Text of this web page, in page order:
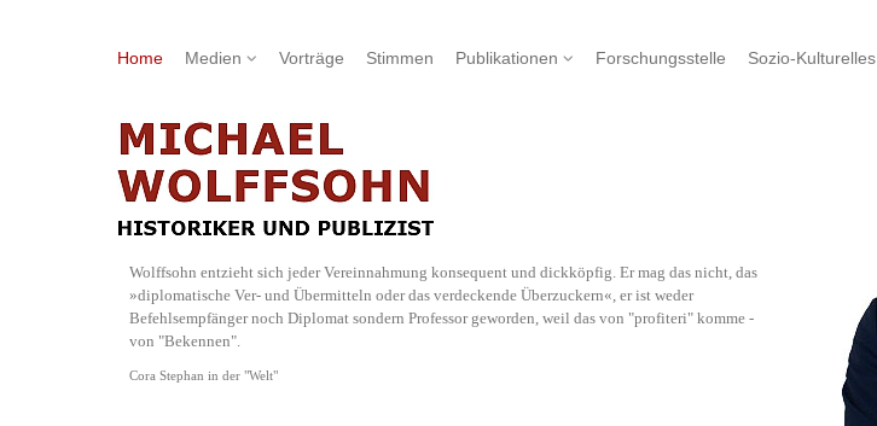
Home Medien Vorträge Stimmen Publikationen Forschungsstelle Sozio-Kulturelles
Wolffsohn entzieht sich jeder Vereinnahmung konsequent und dickköpfig. Er mag das nicht, das
»diplomatische Ver- und Übermitteln oder das verdeckende Überzuckern«, er ist weder
Befehlsempfänger noch Diplomat sondern Professor geworden, weil das von "profiteri" komme -
von "Bekennen".
Cora Stephan in der "Welt"